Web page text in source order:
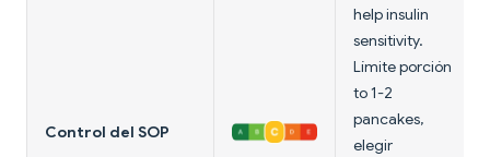
Control del SOP
help insulin
sensitivity.
Límite porción
to 1-2
pancakes,
elegir